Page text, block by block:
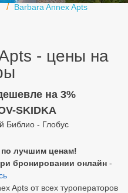
Barbara Annex Apts
- цены на
на 3%
SKIDKA
Библио - Глобус
лучшим ценам!
бронировании онлайн -
Apts от всех туроператоров